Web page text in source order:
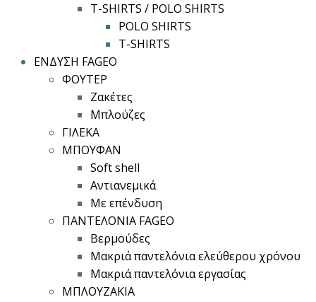
T-SHIRTS / POLO SHIRTS
POLO SHIRTS
T-SHIRTS
ΕΝΔΥΣΗ FAGEO
ΦΟΥΤΕΡ
Ζακέτες
Μπλούζες
ΓΙΛΕΚΑ
ΜΠΟΥΦΑΝ
Soft shell
Αντιανεμικά
Με επένδυση
ΠΑΝΤΕΛΟΝΙΑ FAGEO
Βερμούδες
Μακριά παντελόνια ελεύθερου χρόνου
Μακριά παντελόνια εργασίας
ΜΠΛΟΥΖΑΚΙΑ